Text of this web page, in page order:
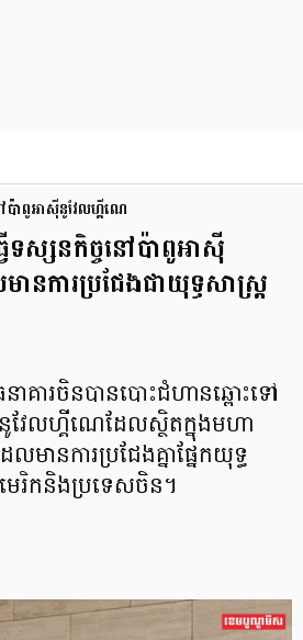
ៅប៉ាពូអាស៊ីនូវែលហ្គីណេ
ើទស្សនកិច្ចនៅប៉ាពូអាស៊ី
នការប្រជែងជាយុទ្ធសាស្ត្រ
ាគារចិនបានបោះជំហានឆ្ពោះទៅ
វែលហ្គីណេដែលស្ថិតក្នុងមហា
ានការប្រជែងគ្នាផ្នែកយុទ្ធ
មេរិកនិងប្រទេសចិន។